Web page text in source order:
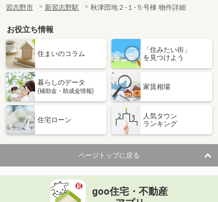
習志野市
新習志野駅 秋津団地２-１-５号棟 物件詳細
お役立ち情報
住まいのコラム
「住みたい街」
を見つけよう
暮らしのデータ
(補助金・助成金情報)
家賃相場
住宅ローン
人気タウン
ランキング
ページトップに戻る
goo住宅・不動産